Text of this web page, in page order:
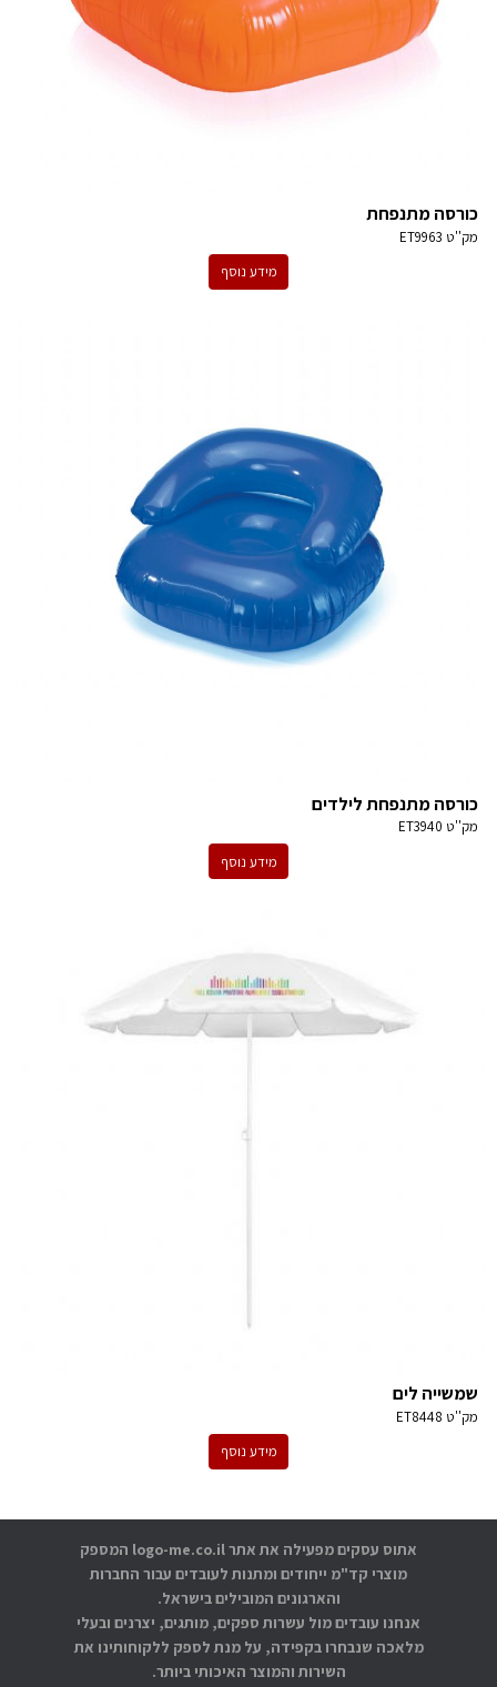
כורסה מתנפחת
מק''ט ET9963
מידע נוסף
כורסה מתנפחת לילדים
מק''ט ET3940
מידע נוסף
שמשייה לים
מק''ט ET8448
מידע נוסף
אתוס עסקים מפעילה את אתר logo-me.co.il המספק
מוצרי קד"מ ייחודים ומתנות לעובדים עבור החברות
והארגונים המובילים בישראל.
אנחנו עובדים מול עשרות ספקים, מותגים, יצרנים ובעלי
מלאכה שנבחרו בקפידה, על מנת לספק ללקוחותינו את
השירות והמוצר האיכותי ביותר.